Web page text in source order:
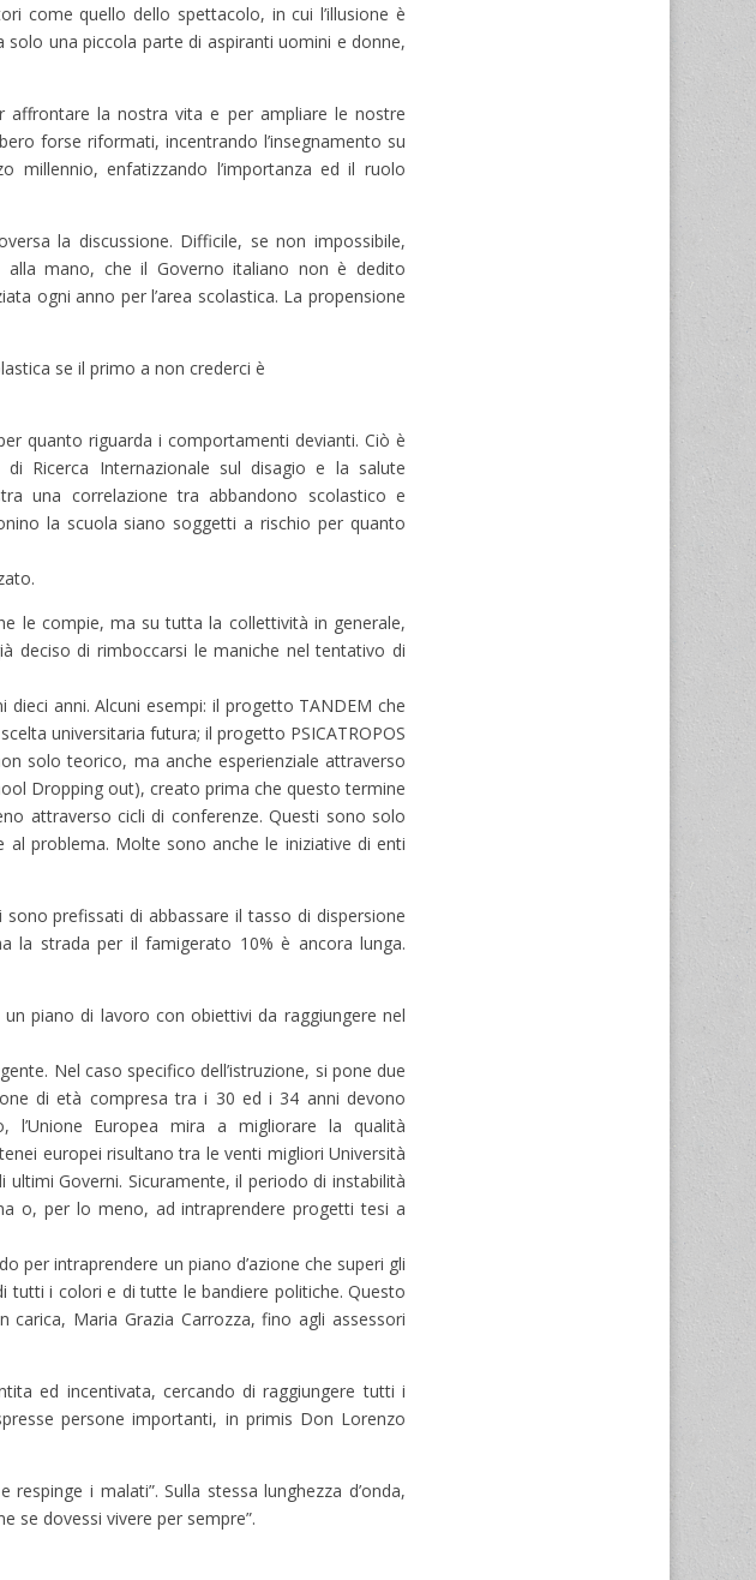
come quello dello spettacolo, in cui l’illusione è
una piccola parte di aspiranti uomini e donne,
affrontare la nostra vita e per ampliare le nostre
forse riformati, incentrando l’insegnamento su
enfatizzando l’importanza ed il ruolo
la discussione. Difficile, se non impossibile,
alla mano, che il Governo italiano non è dedito
ogni anno per l’area scolastica. La propensione
se il primo a non crederci è
quanto riguarda i comportamenti devianti. Ciò è
Ricerca Internazionale sul disagio e la salute
una correlazione tra abbandono scolastico e
la scuola siano soggetti a rischio per quanto
le compie, ma su tutta la collettività in generale,
deciso di rimboccarsi le maniche nel tentativo di
anni. Alcuni esempi: il progetto TANDEM che
universitaria futura; il progetto PSICATROPOS
solo teorico, ma anche esperienziale attraverso
Dropping out), creato prima che questo termine
attraverso cicli di conferenze. Questi sono solo
problema. Molte sono anche le iniziative di enti
prefissati di abbassare il tasso di dispersione
la strada per il famigerato 10% è ancora lunga.
piano di lavoro con obiettivi da raggiungere nel
Nel caso specifico dell’istruzione, si pone due
di età compresa tra i 30 ed i 34 anni devono
Europea mira a migliorare la qualità
europei risultano tra le venti migliori Università
Governi. Sicuramente, il periodo di instabilità
o, per lo meno, ad intraprendere progetti tesi a
per intraprendere un piano d’azione che superi gli
tutti i colori e di tutte le bandiere politiche. Questo
Maria Grazia Carrozza, fino agli assessori
ed incentivata, cercando di raggiungere tutti i
persone importanti, in primis Don Lorenzo
i malati”. Sulla stessa lunghezza d’onda,
se dovessi vivere per sempre”.